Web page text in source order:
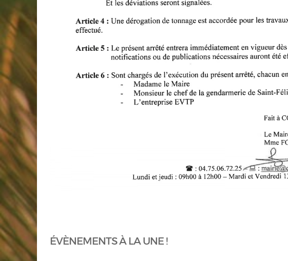
ÉVÈNEMENTS À LA UNE !